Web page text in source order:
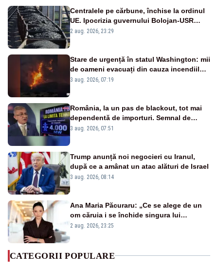
Centralele pe cărbune, închise la ordinul
UE. Ipocrizia guvernului Bolojan-USR
după starea de alertă
2 aug. 2026, 23:29
Stare de urgență în statul Washington: mii
de oameni evacuați din cauza incendiilor
puternice de vegetație
3 aug. 2026, 07:19
România, la un pas de blackout, tot mai
dependentă de importuri. Semnal de
alarmă tras de un expert în energie
3 aug. 2026, 07:51
Trump anunță noi negocieri cu Iranul,
după ce a amânat un atac alături de Israel
3 aug. 2026, 08:14
Ana Maria Păcuraru: „Ce se alege de un
om căruia i se închide singura lui
portiță?”
2 aug. 2026, 23:25
CATEGORII POPULARE